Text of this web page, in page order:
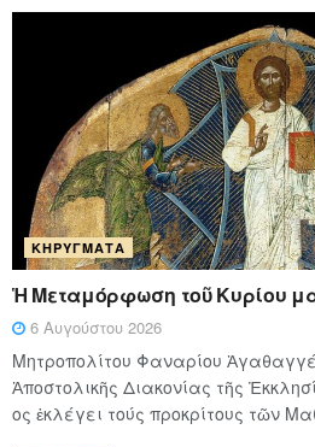
ΚΗΡΎΓΜΑΤΑ
Ἡ Μεταμόρφωση τοῦ Κυρίου
6 Αυγούστου 2026
Μητροπολίτου Φαναρίου
Ἀποστολικῆς Διακονίας τῆς
ος ἐκλέγει τούς προ­κρί­τους τῶν